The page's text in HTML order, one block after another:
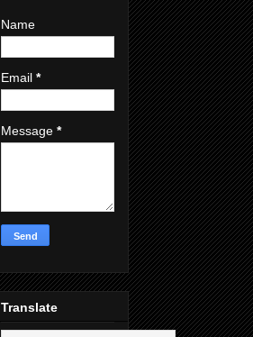
Name
Email *
Message *
Translate